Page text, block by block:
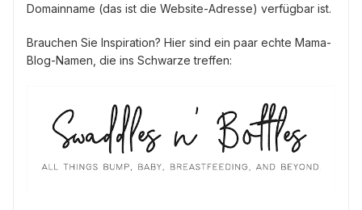
Domainname (das ist die Website-Adresse) verfügbar ist.
Brauchen Sie Inspiration? Hier sind ein paar echte Mama-
Blog-Namen, die ins Schwarze treffen: